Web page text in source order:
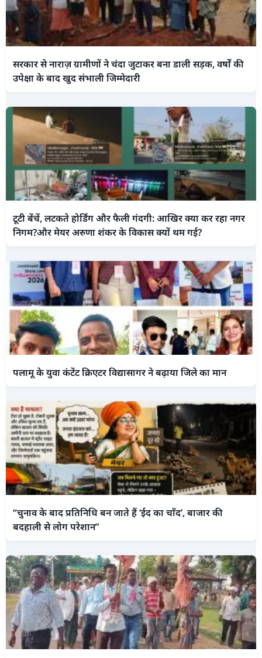
सरकार से नाराज़ ग्रामीणों ने चंदा जुटाकर बना डाली सड़क, वर्षों की
उपेक्षा के बाद खुद संभाली जिम्मेदारी
टूटी बेंचें, लटकते होर्डिंग और फैली गंदगी: आखिर क्या कर रहा नगर
निगम?और मेयर अरुणा शंकर के विकास क्यों थम गई?
पलामू के युवा कंटेंट क्रिएटर विद्यासागर ने बढ़ाया जिले का मान
“चुनाव के बाद प्रतिनिधि बन जाते हैं ‘ईद का चाँद’, बाजार की
बदहाली से लोग परेशान”